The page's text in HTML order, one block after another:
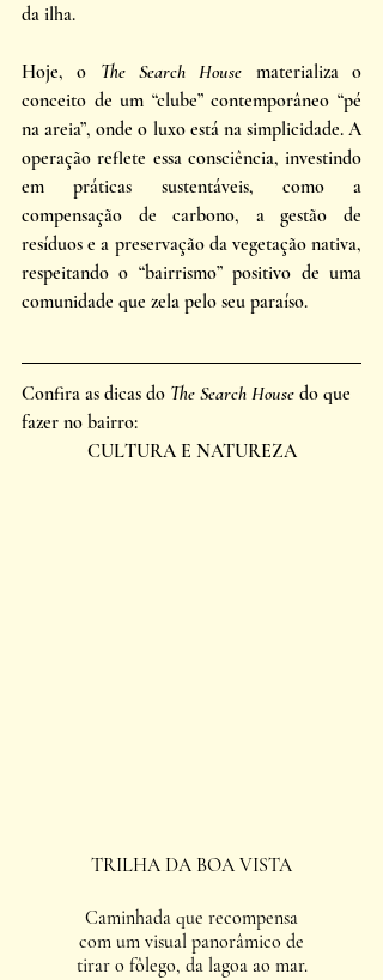
da ilha.
Hoje, o The Search House materializa o
conceito de um “clube” contemporâneo “pé
na areia”, onde o luxo está na simplicidade. A
operação reflete essa consciência, investindo
em práticas sustentáveis, como a
compensação de carbono, a gestão de
resíduos e a preservação da vegetação nativa,
respeitando o “bairrismo” positivo de uma
comunidade que zela pelo seu paraíso.
Confira as dicas do The Search House do que
fazer no bairro:
CULTURA E NATUREZA
TRILHA DA BOA VISTA
Caminhada que recompensa
com um visual panorâmico de
tirar o fôlego, da lagoa ao mar.